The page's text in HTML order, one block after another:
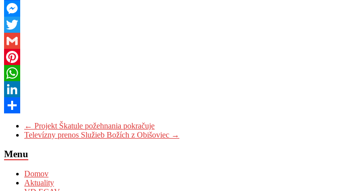
Facebook
Messenger
Twitter
Gmail
Pinterest
WhatsApp
LinkedIn
← Projekt Škatule požehnania pokračuje
Televízny prenos Služieb Božích z Obišoviec →
Menu
Domov
Aktuality